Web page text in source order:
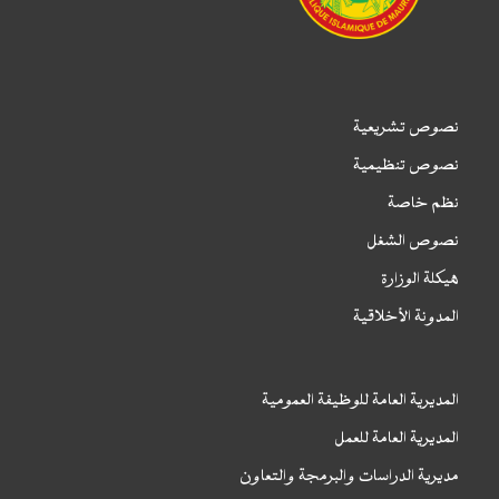
نصوص تشريعية
نصوص تنظيمية
نظم خاصة
نصوص الشغل
هيكلة الوزارة
المدونة الأخلاقية
المديرية العامة للوظيفة العمومية
المديرية العامة للعمل
مديرية الدراسات والبرمجة والتعاون